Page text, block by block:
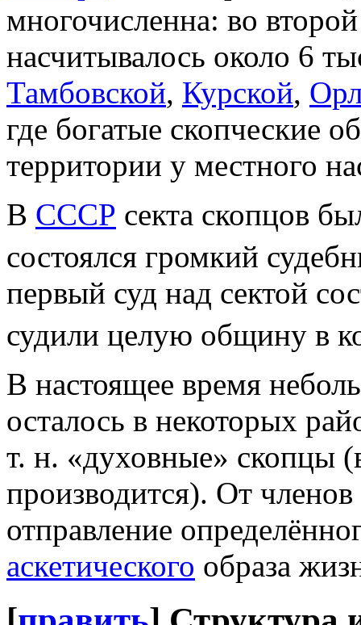
многочисленна: во
насчитывалось около 6
Тамбовской, Курской,
где богатые скопческие
территории у местного
В СССР секта скопцов
состоялся громкий
первый суд над сектой
судили целую общину в
В настоящее время
осталось в некоторых
т. н. «духовные» скопцы
производится). От членов
отправление
аскетического образа